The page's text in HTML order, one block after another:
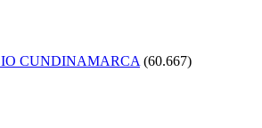
CUNDINAMARCA (60.667)